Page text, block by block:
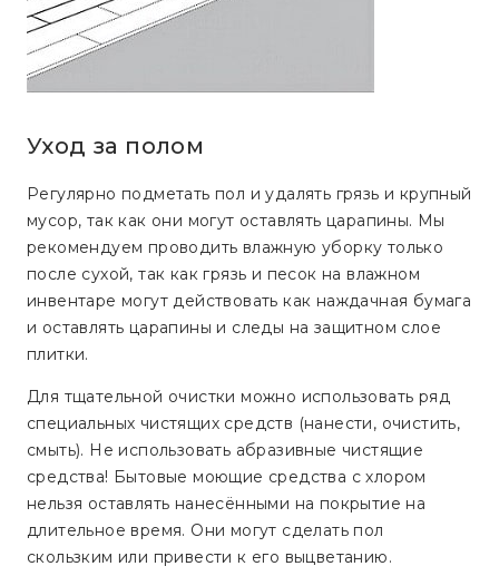
Уход за полом
Регулярно подметать пол и удалять грязь и крупный
мусор, так как они могут оставлять царапины. Мы
рекомендуем проводить влажную уборку только
после сухой, так как грязь и песок на влажном
инвентаре могут действовать как наждачная бумага
и оставлять царапины и следы на защитном слое
плитки.
Для тщательной очистки можно использовать ряд
специальных чистящих средств (нанести, очистить,
смыть). Не использовать абразивные чистящие
средства! Бытовые моющие средства с хлором
нельзя оставлять нанесёнными на покрытие на
длительное время. Они могут сделать пол
скользким или привести к его выцветанию.